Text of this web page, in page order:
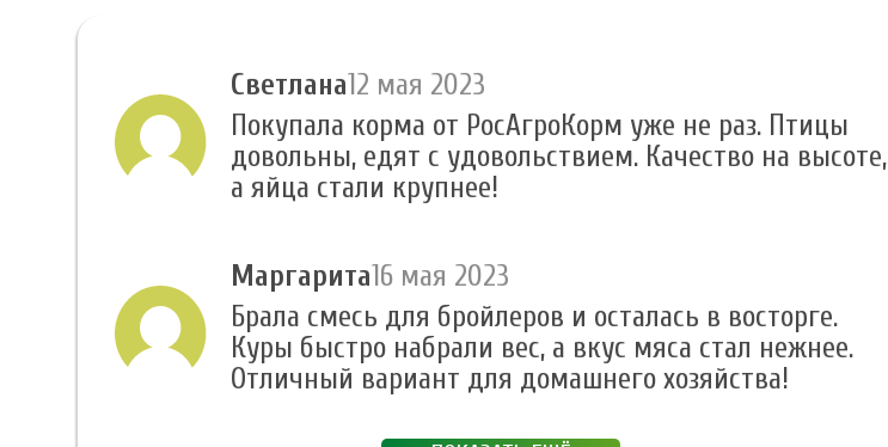
Светлана12 мая 2023
Покупала корма от РосАгроКорм уже не раз. Птицы
довольны, едят с удовольствием. Качество на высоте,
а яйца стали крупнее!
Маргарита16 мая 2023
Брала смесь для бройлеров и осталась в восторге.
Куры быстро набрали вес, а вкус мяса стал нежнее.
Отличный вариант для домашнего хозяйства!